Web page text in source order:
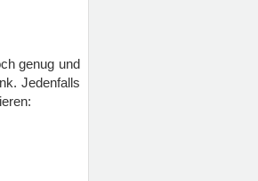
genug und
Jedenfalls